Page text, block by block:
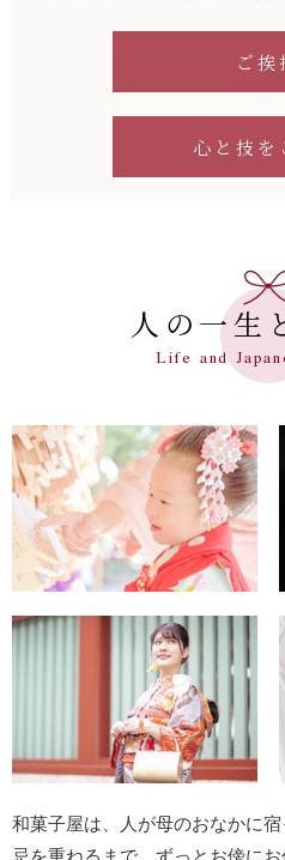
ご挨
⼼と技を
⼈の⼀⽣
Life and
和菓⼦屋は、⼈が⺟のおなかに
忌を重ねるまで、ずっとお傍に